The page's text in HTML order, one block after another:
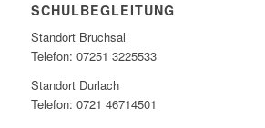
SCHULBEGLEITUNG
Standort Bruchsal
Telefon: 07251 3225533
Standort Durlach
Telefon: 0721 46714501